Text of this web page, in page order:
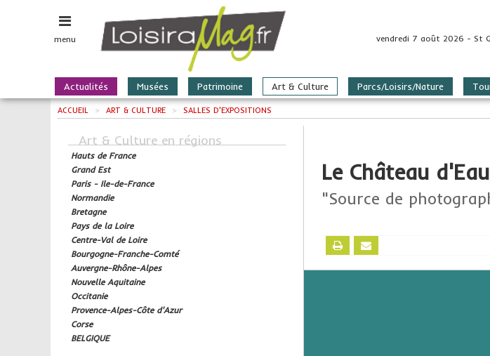
menu vendredi 7 août 2026 - St
Actualités Musées Patrimoine Art & Culture Parcs/Loisirs/Nature
ACCUEIL > ART & CULTURE > SALLES D'EXPOSITIONS
Le Château d'Eau
"Source de
Art & Culture en régions
Hauts de France
Grand Est
Paris - Ile-de-France
Normandie
Bretagne
Pays de la Loire
Centre-Val de Loire
Bourgogne-Franche-Comté
Auvergne-Rhône-Alpes
Nouvelle Aquitaine
Occitanie
Provence-Alpes-Côte d'Azur
Corse
BELGIQUE